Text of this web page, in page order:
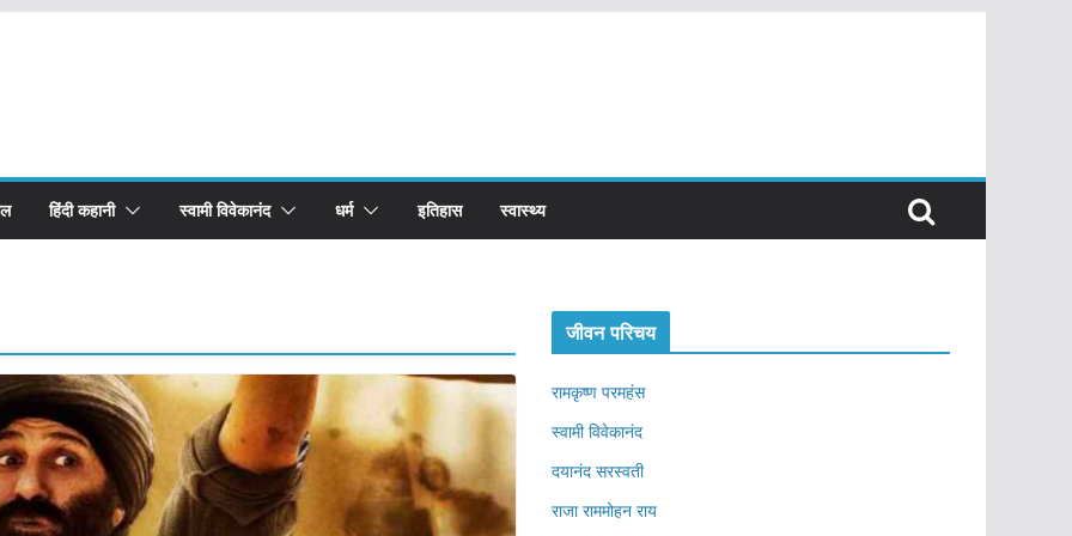
हिंदी कहानी स्वामी विवेकानंद धर्म इतिहास स्वास्थ्य
जीवन परिचय
रामकृष्ण परमहंस
स्वामी विवेकानंद
दयानंद सरस्वती
राजा राममोहन राय